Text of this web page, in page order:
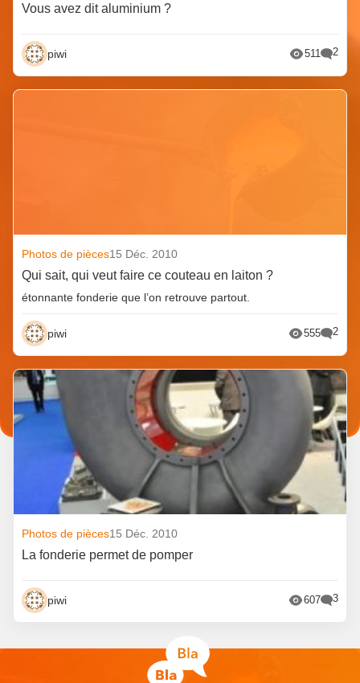
Vous avez dit aluminium ?
piwi 511 2
Photos de pièces15 Déc. 2010
Qui sait, qui veut faire ce couteau en laiton ?
étonnante fonderie que l’on retrouve partout.
piwi 555 2
Photos de pièces15 Déc. 2010
La fonderie permet de pomper
piwi 607 3